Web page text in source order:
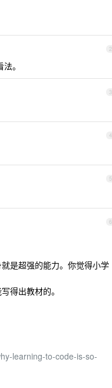
2
。
3
4
5
6
是超强的能力。你觉得小学
得出教材的。
learning-to-code-is-so-